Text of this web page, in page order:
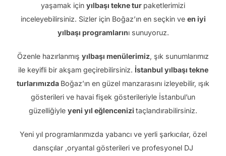
yaşamak için yılbaşı tekne tur paketlerimizi
inceleyebilirsiniz. Sizler için Boğaz’ın en seçkin ve en iyi
yılbaşı programlarını sunuyoruz.
Özenle hazırlanmış yılbaşı menülerimiz, şık sunumlarımız
ile keyifli bir akşam geçirebilirsiniz. İstanbul yılbaşı tekne
turlarımızda Boğaz’ın en güzel manzarasını izleyebilir, ışık
gösterileri ve havai fişek gösterileriyle İstanbul’un
güzelliğiyle yeni yıl eğlencenizi taçlandırabilirsiniz.
Yeni yıl programlarımızda yabancı ve yerli şarkıcılar, özel
dansçılar ,oryantal gösterileri ve profesyonel DJ